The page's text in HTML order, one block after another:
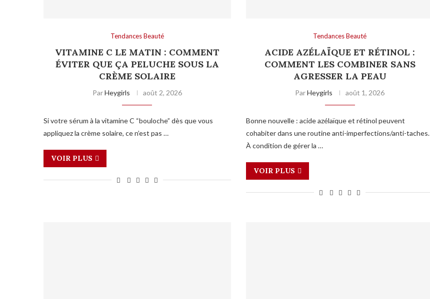
Tendances Beauté
VITAMINE C LE MATIN : COMMENT
ÉVITER QUE ÇA PELUCHE SOUS LA
CRÈME SOLAIRE
ParHeygirls août 2, 2026
Si votre sérum à la vitamine C “bouloche” dès que vous
appliquez la crème solaire, ce n’est pas …
VOIR PLUS
Tendances Beauté
ACIDE AZÉLAÏQUE ET RÉTINOL :
COMMENT LES COMBINER SANS
AGRESSER LA PEAU
ParHeygirls août 1, 2026
Bonne nouvelle : acide azélaïque et rétinol peuvent
cohabiter dans une routine anti-imperfections/anti-taches.
À condition de gérer la …
VOIR PLUS